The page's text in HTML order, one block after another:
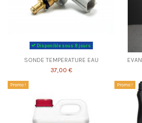
Disponible sous 8 jours
SONDE TEMPERATURE EAU
37,00 €
Promo ! Promo !